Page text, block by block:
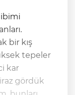
bir kış
tepeler
kar
gördük